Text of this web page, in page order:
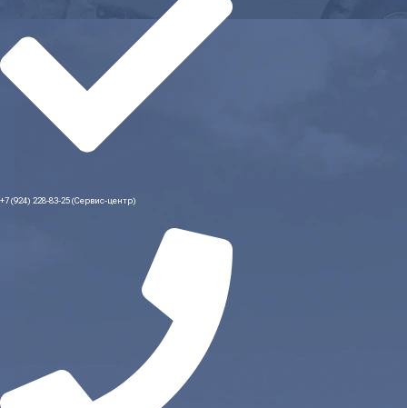
+7 (924) 228-83-25 (Сервис-центр)